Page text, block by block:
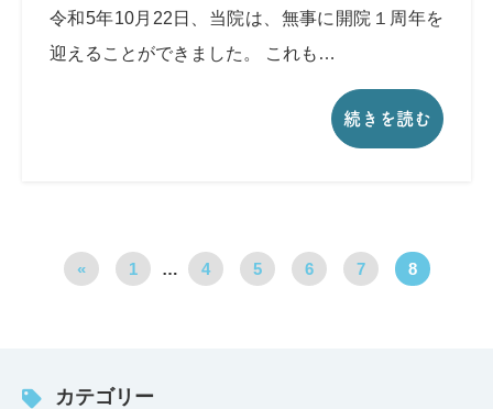
令和5年10月22日、当院は、無事に開院１周年を
迎えることができました。 これも…
続きを読む
« 1 … 4 5 6 7 8
カテゴリー